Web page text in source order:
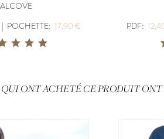
ALCOVE
| POCHETTE: 17,90 €
PDF:
ONT ACHETÉ CE PRODUIT